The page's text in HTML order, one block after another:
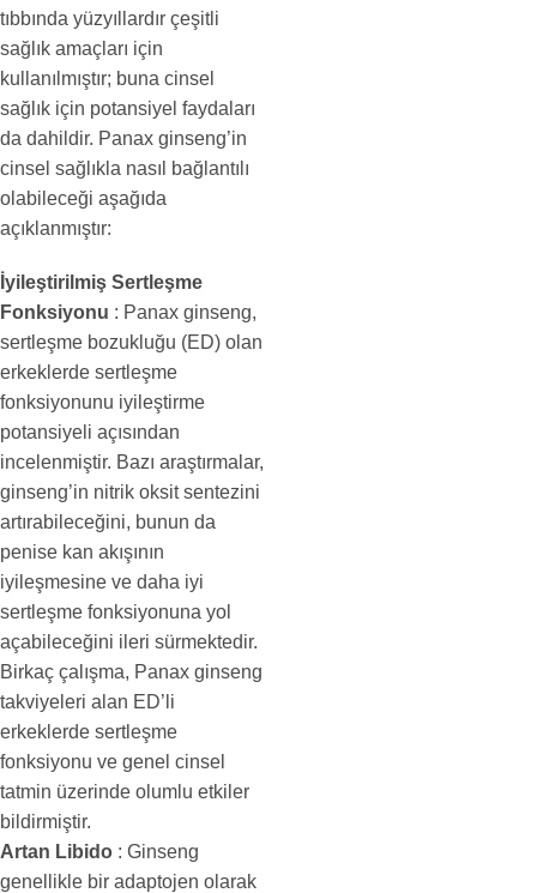
tıbbında yüzyıllardır çeşitli
sağlık amaçları için
kullanılmıştır; buna cinsel
sağlık için potansiyel faydaları
da dahildir. Panax ginseng’in
cinsel sağlıkla nasıl bağlantılı
olabileceği aşağıda
açıklanmıştır:
İyileştirilmiş Sertleşme
Fonksiyonu : Panax ginseng,
sertleşme bozukluğu (ED) olan
erkeklerde sertleşme
fonksiyonunu iyileştirme
potansiyeli açısından
incelenmiştir. Bazı araştırmalar,
ginseng’in nitrik oksit sentezini
artırabileceğini, bunun da
penise kan akışının
iyileşmesine ve daha iyi
sertleşme fonksiyonuna yol
açabileceğini ileri sürmektedir.
Birkaç çalışma, Panax ginseng
takviyeleri alan ED’li
erkeklerde sertleşme
fonksiyonu ve genel cinsel
tatmin üzerinde olumlu etkiler
bildirmiştir.
Artan Libido : Ginseng
genellikle bir adaptojen olarak